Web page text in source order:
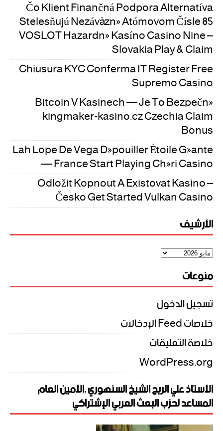
Čo Klient Finančná Podpora Alternatíva
Stelesňujú Nezáväzné Atómovom Čísle 85
VOSLOT Hazardné Kasíno Casino Nine –
Slovakia Play & Claim
Chiusura KYC Conferma IT Register Free
Supremo Casino
Bitcoin V Kasinech — Je To Bezpečné
kingmaker-kasino.cz Czechia Claim
Bonus
Lah Lope De Vega Dépouiller Étoile Géante
— France Start Playing Chéri Casino
Odložit Kopnout A Existovat Kasino –
Česko Get Started Vulkan Casino
الأرشيف
منوعات
تسجيل الدخول
خلاصات Feed الإدخالات
خلاصة التعليقات
WordPress.org
الأستاذ علي الريح الشيخ السنهوري .الأمين العام
المساعد لحزب البعث العربي الإشتراكي